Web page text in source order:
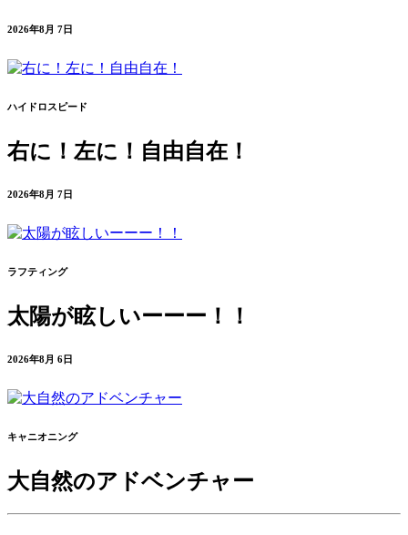
2026年8月 7日
ハイドロスピード
右に！左に！自由自在！
2026年8月 7日
ラフティング
太陽が眩しいーーー！！
2026年8月 6日
キャニオニング
大自然のアドベンチャー